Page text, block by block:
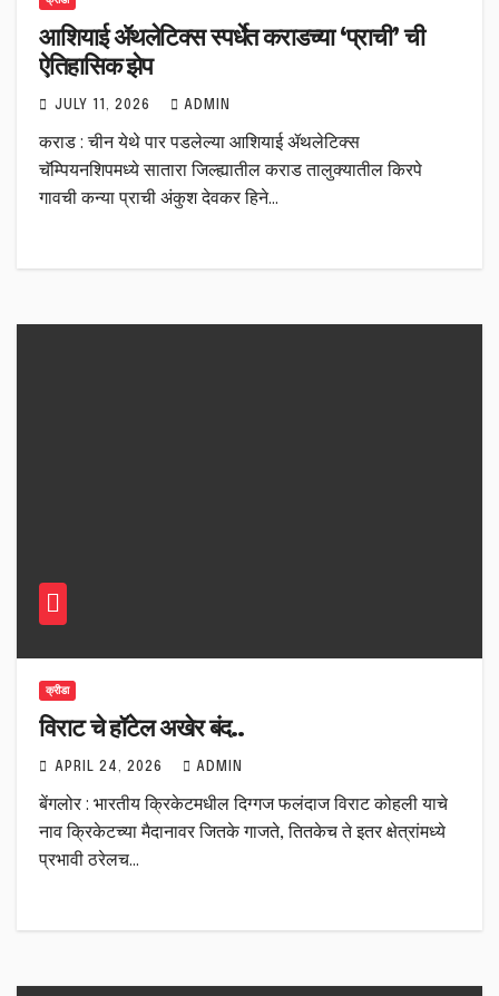
आशियाई ॲथलेटिक्स स्पर्धेत कराडच्या ‘प्राची’ ची
ऐतिहासिक झेप
JULY 11, 2026 ADMIN
कराड : चीन येथे पार पडलेल्या आशियाई ॲथलेटिक्स
चॅम्पियनशिपमध्ये सातारा जिल्ह्यातील कराड तालुक्यातील किरपे
गावची कन्या प्राची अंकुश देवकर हिने…
क्रीडा
विराट चे हॉटेल अखेर बंद..
APRIL 24, 2026 ADMIN
बेंगलोर : भारतीय क्रिकेटमधील दिग्गज फलंदाज विराट कोहली याचे
नाव क्रिकेटच्या मैदानावर जितके गाजते, तितकेच ते इतर क्षेत्रांमध्ये
प्रभावी ठरेलच…